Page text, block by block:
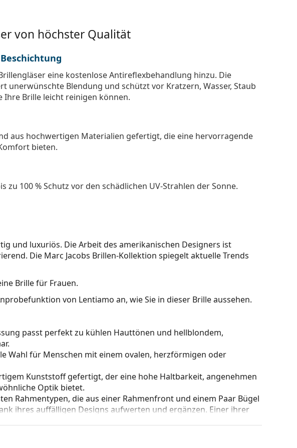
von höchster Qualität
eine kostenlose Antireflexbehandlung hinzu. Die
unerwünschte Blendung und schützt vor Kratzern, Wasser, Staub
Ihre Brille leicht reinigen können.
aus hochwertigen Materialien gefertigt, die eine hervorragende
bieten.
zu 100 % Schutz vor den schädlichen UV-Strahlen der Sonne.
und luxuriös. Die Arbeit des amerikanischen Designers ist
Die Marc Jacobs Brillen-Kollektion spiegelt aktuelle Trends
Brille für Frauen.
von Lentiamo an, wie Sie in dieser Brille aussehen.
passt perfekt zu kühlen Hauttönen und hellblondem,
Wahl für Menschen mit einem ovalen, herzförmigen oder
Kunststoff gefertigt, der eine hohe Haltbarkeit, angenehmen
Optik bietet.
Rahmentypen, die aus einer Rahmenfront und einem Paar Bügel
ihres auffälligen Designs aufwerten und ergänzen. Einer ihrer
Dieser Rahmentyp ist für alle Gläser geeignet, auch für